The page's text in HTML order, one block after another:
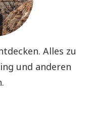
Alles zu
und anderen